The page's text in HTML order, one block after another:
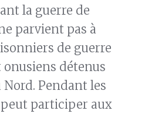
la guerre de
parvient pas à
de guerre
détenus
Nord. Pendant les
participer aux